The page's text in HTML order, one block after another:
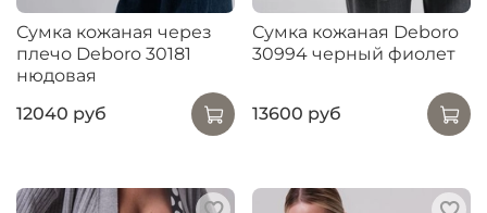
Сумка кожаная через
плечо Deboro 30181
нюдовая
12040 руб
Сумка кожаная Deboro
30994 черный фиолет
13600 руб